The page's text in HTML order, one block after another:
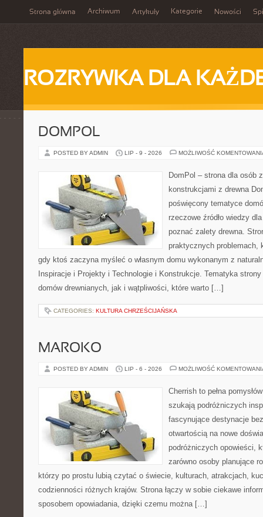
Strona główna Archiwum Artykuły Kategorie Nowości
ROZRYWKA DLA
DOMPOL
POSTED BY ADMIN LIP - 9 - 2026 MOŻLIWOŚĆ
DomPol – strona dla osób
konstrukcjami z drewna
poświęcony tematyce
rzeczowe źródło wiedzy
poznać zalety drewna.
praktycznych problemach,
gdy ktoś zaczyna myśleć o własnym domu wykonanym z
Inspiracje i Projekty i Technologie i Konstrukcje. Tematyka
domów drewnianych, jak i wątpliwości, które warto […]
CATEGORIES: KULTURA CHRZEŚCIJAŃSKA
MAROKO
POSTED BY ADMIN LIP - 6 - 2026 MOŻLIWOŚĆ
Cherrish to pełna
szukają podróżniczych
fascynujące destynacje
otwartością na nowe
podróżniczych opowieści,
zarówno osoby planujące
którzy po prostu lubią czytać o świecie, kulturach, atrakcjach,
codzienności różnych krajów. Strona łączy w sobie ciekawe
sposobem opowiadania, dzięki czemu można […]